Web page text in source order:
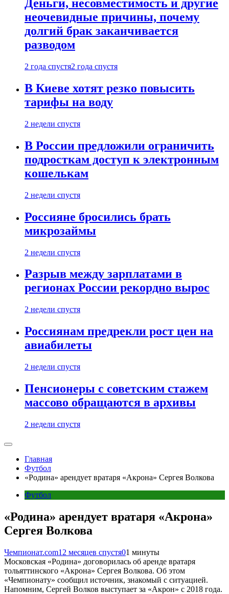
Деньги, несовместимость и другие
неочевидные причины, почему
долгий брак заканчивается
разводом
2 года спустя2 года спустя
В Киеве хотят резко повысить
тарифы на воду
2 недели спустя
В России предложили ограничить
подросткам доступ к электронным
кошелькам
2 недели спустя
Россияне бросились брать
микрозаймы
2 недели спустя
Разрыв между зарплатами в
регионах России рекордно вырос
2 недели спустя
Россиянам предрекли рост цен на
авиабилеты
2 недели спустя
Пенсионеры с советским стажем
массово обращаются в архивы
2 недели спустя
Главная
Футбол
«Родина» арендует вратаря «Акрона» Сергея Волкова
Футбол
«Родина» арендует вратаря «Акрона»
Сергея Волкова
Чемпионат.com12 месяцев спустя01 минуты
Московская «Родина» договорилась об аренде вратаря
тольяттинского «Акрона» Сергея Волкова. Об этом
«Чемпионату» сообщил источник, знакомый с ситуацией.
Напомним, Сергей Волков выступает за «Акрон» с 2018 года.